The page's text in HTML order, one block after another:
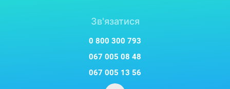
Зв'язатися
0 800 300 793
067 005 08 48
067 005 13 56